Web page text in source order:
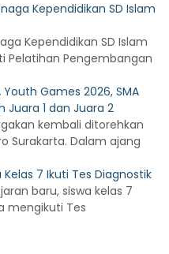
Kependidikan SD Islam
Kependidikan SD Islam
Pelatihan Pengembangan
Youth Games 2026, SMA
Juara 1 dan Juara 2
kembali ditorehkan
Surakarta. Dalam ajang
Kelas 7 Ikuti Tes Diagnostik
baru, siswa kelas 7
mengikuti Tes